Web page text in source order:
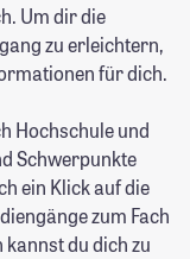
Um dir die
zu erleichtern,
für dich.
Hochschule und
Schwerpunkte
ein Klick auf die
zum Fach
du dich zu